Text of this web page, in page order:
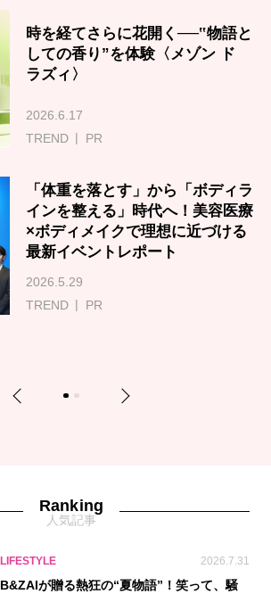
時を経てさらに花開く──‟物語と
しての香り”を体験〈メゾン ド
ラズィ〉
2026.6.17
TREND
PR
「体重を落とす」から「ボディラ
インを整える」時代へ！美容医療
×ボディメイクで理想に近づける
最新イベントレポート
2026.5.29
TREND
PR
Previous 1 2 Next
Ranking
人気記事
LIFESTYLE 2026.7.31
B&ZAIが贈る熱狂の“夏物語”！笑って、騒